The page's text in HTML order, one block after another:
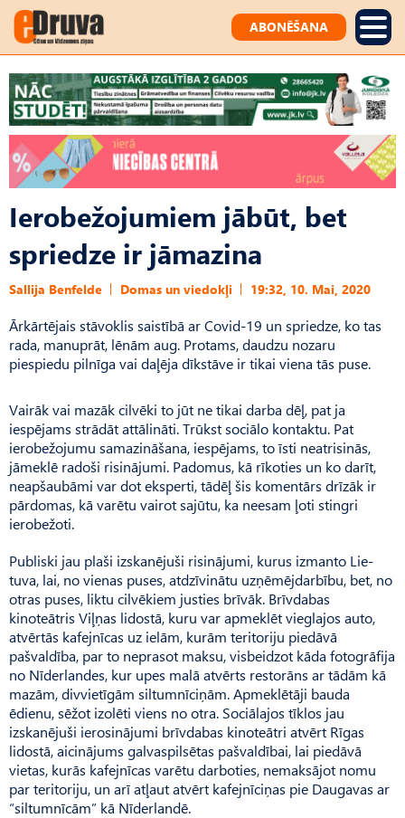
ABONĒŠANA
Ierobežojumiem jābūt, bet
spriedze ir jāmazina
Sallija Benfelde Domas un viedokļi 19:32, 10. Mai, 2020
Ārkārtējais stāvoklis saistībā ar Covid-19 un spriedze, ko tas
rada, manuprāt, lēnām aug. Protams, daudzu nozaru
piespiedu pilnīga vai daļēja dīkstāve ir tikai viena tās puse.
Vairāk vai mazāk cilvēki to jūt ne tikai darba dēļ, pat ja
iespējams strādāt attālināti. Trūkst sociālo kontaktu. Pat
ierobežojumu samazināšana, iespējams, to īsti neatrisinās,
jāmeklē radoši risinājumi. Padomus, kā rīkoties un ko darīt,
neapšaubāmi var dot eksperti, tādēļ šis komentārs drīzāk ir
pārdomas, kā varētu vairot sajūtu, ka neesam ļoti stingri
ierobežoti.
Publiski jau plaši izskanējuši risinājumi, kurus izmanto Lie­
tuva, lai, no vienas puses, atdzīvinātu uzņēmējdarbību, bet, no
otras puses, liktu cilvēkiem justies brīvāk. Brīvdabas
kinoteātris Viļņas lidostā, kuru var apmeklēt vieglajos auto,
atvērtās kafejnīcas uz ielām, kurām teritoriju piedāvā
pašvaldība, par to neprasot maksu, visbeidzot kāda fotogrāfija
no Nīderlandes, kur upes malā atvērts restorāns ar tādām kā
mazām, divvietīgām siltumnīciņām. Apmeklētāji bauda
ēdienu, sēžot izolēti viens no otra. Sociālajos tīklos jau
izskanējuši ierosinājumi brīvdabas kinoteātri atvērt Rīgas
lidostā, aicinājums galvaspilsētas pašvaldībai, lai piedāvā
vietas, kurās kafejnīcas varētu darboties, nemaksājot nomu
par teritoriju, un arī atļaut atvērt kafejnīciņas pie Daugavas ar
“siltumnīcām” kā Nīderlandē.